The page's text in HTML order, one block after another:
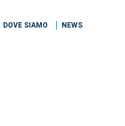
DOVE SIAMO NEWS